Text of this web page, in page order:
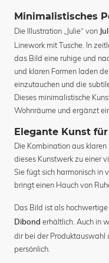
Minimalistisches
Die Illustration „Julie“ von
Linework mit Tusche. In
das Bild eine ruhige und
und klaren Formen laden
einzutauchen und die
Dieses minimalistische
Wohnräume und ergänzt
Elegante Kunst
Die Kombination aus
dieses Kunstwerk zu einer
Sie fügt sich harmonisch in
bringt einen Hauch von
Das Bild ist als hochwertige
Dibond erhältlich. Auch in
dir bei der Produktauswahl
persönlich.